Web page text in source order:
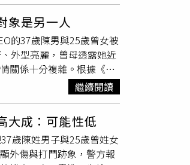
沒見過，不確定是不是曾
檢方不排除解剖。據了
訊資料釐清兩人交友圈，
，陳男在社群平台上標註
曾女於24日晚間返家後
亡。現場無打鬥跡象，也
畫面駭人。警方指出，現
明顯外傷，命案現場亦無
，對方家境顯赫，對女方
象是另一人
的37歲陳男與25歲曾女被
外型亮麗，曾母透露她近
關係十分複雜。根據《三
透露女兒以前是美甲師，
定交往中」，感情關係顯
名化妝品業台商，事業
啡廳，不過疑是經營不
喝玩樂，參加遊艇趴或是
繼續閱讀
大成：可能性低
歲陳姓男子與25歲曾姓女
外傷與打鬥跡象，警方報